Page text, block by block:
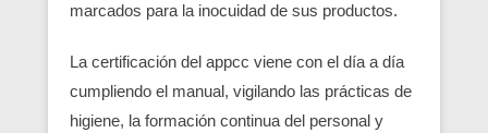
marcados para la inocuidad de sus productos.
La certificación del appcc viene con el día a día
cumpliendo el manual, vigilando las prácticas de
higiene, la formación continua del personal y